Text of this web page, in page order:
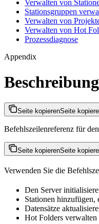
Verwalten von
Stationsgruppen
Verwalten von
Verwalten von Hot
Prozessdiagnose
Appendix
Seite kopierenSeite
Befehlszeilenreferenz für
Seite kopierenSeite
Verwenden Sie die
Den Server
Stationen hinzufügen,
Datensätze
Hot Folders verwalten